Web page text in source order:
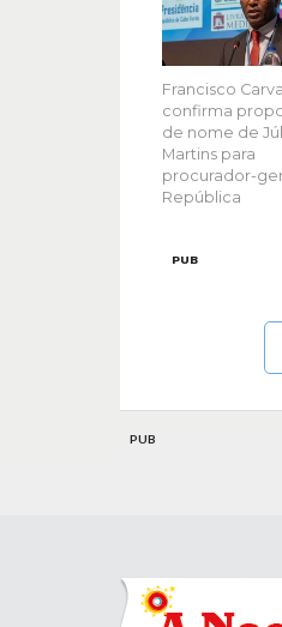
Francisco
confirma
de nome de
Martins para
procurador-
República
PUB
PUB